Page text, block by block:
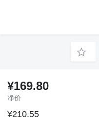
¥169.80
净价
¥210.55